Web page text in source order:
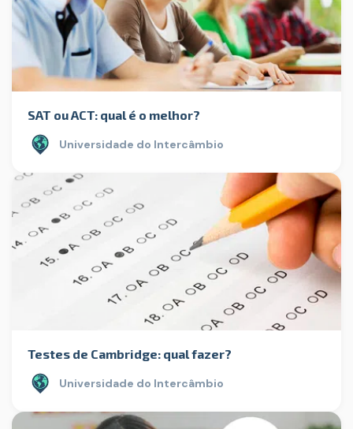
SAT ou ACT: qual é o melhor?
Universidade do Intercâmbio
Testes de Cambridge: qual fazer?
Universidade do Intercâmbio